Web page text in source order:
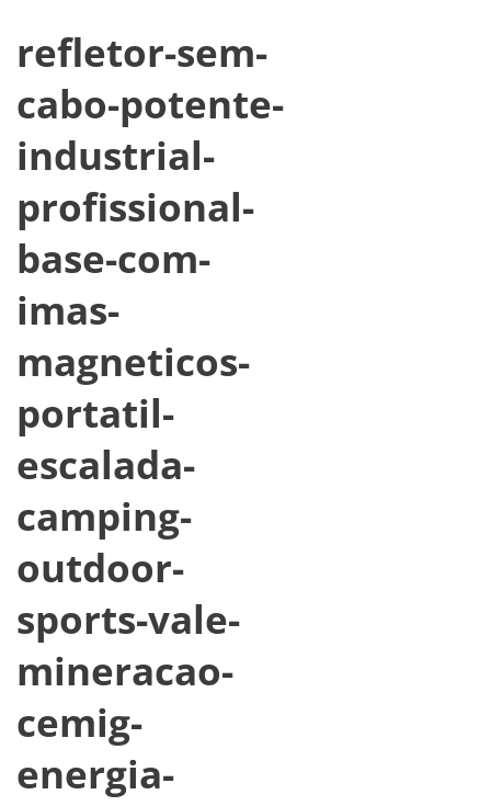
refletor-sem-
cabo-potente-
industrial-
profissional-
base-com-
imas-
magneticos-
portatil-
escalada-
camping-
outdoor-
sports-vale-
mineracao-
cemig-
energia-